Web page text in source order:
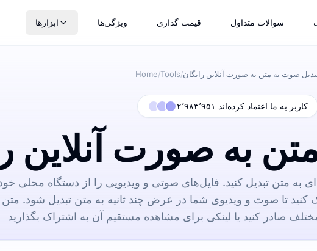
ابزارها ویژگی‌ها قیمت گذاری سوالات متداول
Home/Tools/صوت به متن به صورت آنلاین رایگان
۲٬۹۸۳٬۹۵۱ کاربر به ما اعتماد کرده‌اند
به صورت آنلاین
به متن تبدیل کنید. فایل‌های صوتی و ویدیویی را از دستگاه محلی
کنید تا صوت و ویدیوی شما در عرض چند ثانیه به متن تبدیل شود. متن